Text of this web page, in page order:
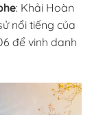
: Khải Hoàn
nổi tiếng của
để vinh danh